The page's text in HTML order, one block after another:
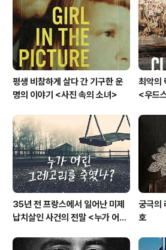
인간의 본성이 약속한 것도 아니며 인간의 본성을 완
키는 수단도 아니다. 따라서 이러한 일에는 인간의
러한 목적의 ..
평생 비참하게 살다 간 기구한 운
명의 이야기 <사진 속의 소녀>
최악의
<우드
35년 전 프랑스에서 일어난 미제
납치살인 사건의 전말 <누가 어린
궁극의
호